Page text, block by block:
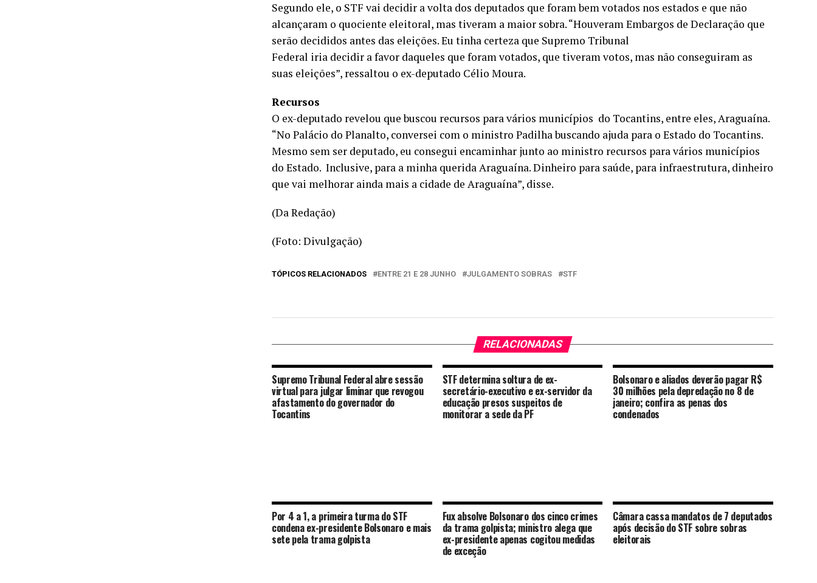
Segundo ele, o STF vai decidir a volta dos deputados que foram bem votados nos estados e que não
alcançaram o quociente eleitoral, mas tiveram a maior sobra. “Houveram Embargos de Declaração que
serão decididos antes das eleições. Eu tinha certeza que Supremo Tribunal
Federal iria decidir a favor daqueles que foram votados, que tiveram votos, mas não conseguiram as
suas eleições”, ressaltou o ex-deputado Célio Moura.
Recursos
O ex-deputado revelou que buscou recursos para vários municípios do Tocantins, entre eles, Araguaína.
“No Palácio do Planalto, conversei com o ministro Padilha buscando ajuda para o Estado do Tocantins.
Mesmo sem ser deputado, eu consegui encaminhar junto ao ministro recursos para vários municípios
do Estado. Inclusive, para a minha querida Araguaína. Dinheiro para saúde, para infraestrutura, dinheiro
que vai melhorar ainda mais a cidade de Araguaína”, disse.
(Da Redação)
(Foto: Divulgação)
TÓPICOS RELACIONADOS ENTRE 21 E 28 JUNHO JULGAMENTO SOBRAS STF
RELACIONADAS
Supremo Tribunal Federal abre sessão
virtual para julgar liminar que revogou
afastamento do governador do
Tocantins
STF determina soltura de ex-
secretário-executivo e ex-servidor da
educação presos suspeitos de
monitorar a sede da PF
Bolsonaro e aliados deverão pagar R$
30 milhões pela depredação no 8 de
janeiro; confira as penas dos
condenados
Por 4 a 1, a primeira turma do STF
condena ex-presidente Bolsonaro e mais
sete pela trama golpista
Fux absolve Bolsonaro dos cinco crimes
da trama golpista; ministro alega que
ex-presidente apenas cogitou medidas
de exceção
Câmara cassa mandatos de 7 deputados
após decisão do STF sobre sobras
eleitorais